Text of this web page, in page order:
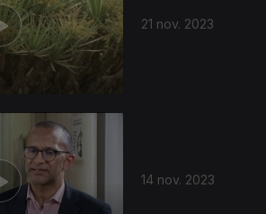
21 nov. 2023
14 nov. 2023